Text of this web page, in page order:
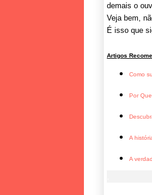
demais o
Veja bem,
É isso que
Artigos
Como
Por
A
A